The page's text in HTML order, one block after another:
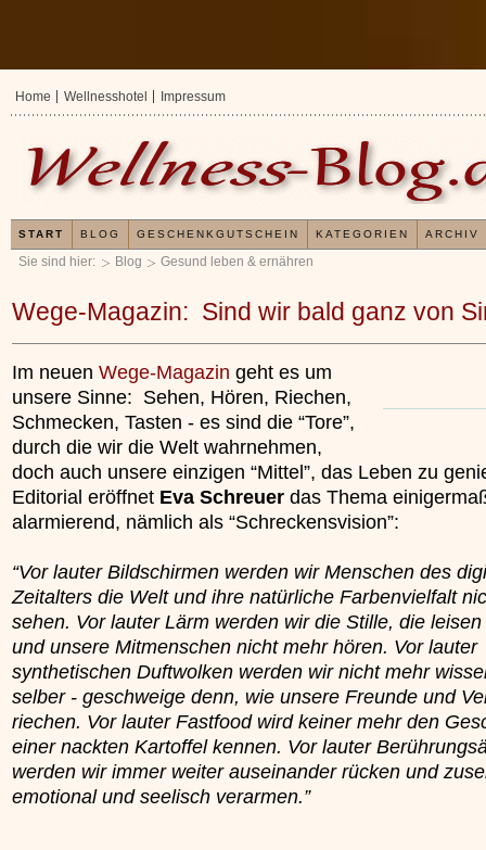
Sie sind hier: Blog Gesund leben & ernähren
Wege-Magazin: Sind wir bald ganz von
Im neuen Wege-Magazin geht es um
unsere Sinne: Sehen, Hören, Riechen,
Schmecken, Tasten - es sind die “Tore”,
durch die wir die Welt wahrnehmen,
doch auch unsere einzigen “Mittel”, das Leben zu
Editorial eröffnet Eva Schreuer das Thema
alarmierend, nämlich als “Schreckensvision”:
“Vor lauter Bildschirmen werden wir Menschen des
Zeitalters die Welt und ihre natürliche Farbenvielfalt
sehen. Vor lauter Lärm werden wir die Stille, die
und unsere Mitmenschen nicht mehr hören. Vor lauter
synthetischen Duftwolken werden wir nicht mehr
selber - geschweige denn, wie unsere Freunde und
riechen. Vor lauter Fastfood wird keiner mehr den
einer nackten Kartoffel kennen. Vor lauter
werden wir immer weiter auseinander rücken und
emotional und seelisch verarmen.”
Erfahrungen mit und
Kieselsäuregel
»»»
Home Wellnesshotel Impressum
START BLOG GESCHENKGUTSCHEIN KATEGORIEN ARCHIV